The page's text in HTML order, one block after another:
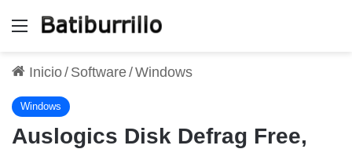
Menú
Inicio/ Software/Windows
Windows
Auslogics Disk Defrag Free,